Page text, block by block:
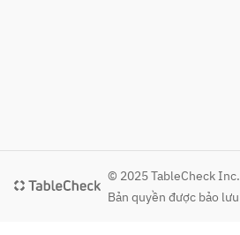
© 2025 TableCheck Inc.
Bản quyền được bảo lưu